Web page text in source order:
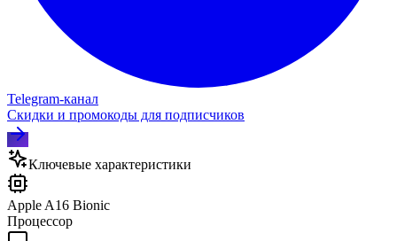
Telegram‑канал
Скидки и промокоды для подписчиков
Ключевые характеристики
Apple A16 Bionic
Процессор